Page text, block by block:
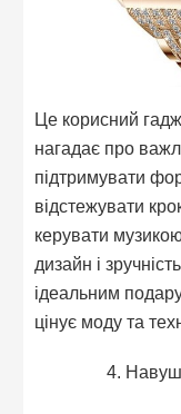
Це корисний
нагадає про
підтримувати
відстежувати
керувати
дизайн і
ідеальним
цінує моду та
4.